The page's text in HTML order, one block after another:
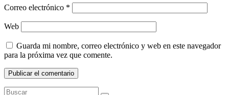
Correo electrónico *
Web
Guarda mi nombre, correo electrónico y web en este navegador
para la próxima vez que comente.